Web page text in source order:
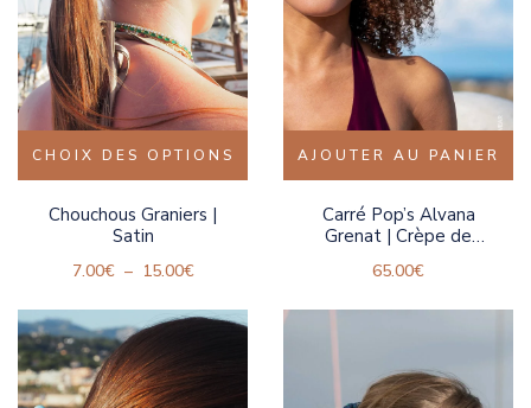
CHOIX DES OPTIONS
Chouchous Graniers |
Satin
7.00€ – 15.00€
AJOUTER AU PANIER
Carré Pop’s Alvana
Grenat | Crèpe de
65.00€